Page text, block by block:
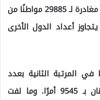
طلبات المغادرة، حيث صدرت أوامر مغادرة لـ 29885 مواطنًا من
أعداد الدول الأخرى
المرتبة الثانية بعدد
11470 أمر مغادرة، وتلاها اليونان بـ 9545 أمرًا. وما لفت